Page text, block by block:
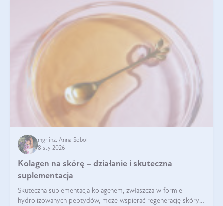
mgr inż. Anna Sobol
8 sty 2026
Kolagen na skórę – działanie i skuteczna
suplementacja
Skuteczna suplementacja kolagenem, zwłaszcza w formie
hydrolizowanych peptydów, może wspierać regenerację skóry i